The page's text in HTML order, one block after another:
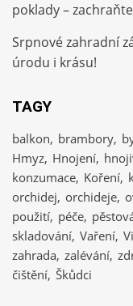
poklady –
Srpnové zahradní
úrodu i krásu!
TAGY
balkon brambory
Hmyz Hnojení
konzumace Koření
orchidej orchideje
použití péče
skladování Vaření
zahrada zalévání
čištění Škůdci